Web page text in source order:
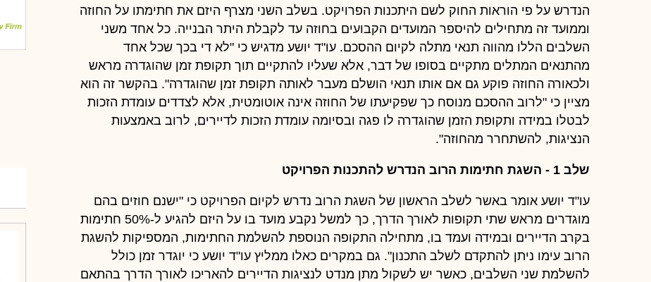
הנדרש על פי הוראות החוק לשם היתכנות הפרויקט. בשלב השני מצרף היזם את חתימתו על החוזה
וממועד זה מתחילים להיספר המועדים הקבועים בחוזה עד לקבלת היתר הבנייה. כל אחד משני
השלבים הללו מהווה תנאי מתלה לקיום ההסכם. עו"ד יושע מדגיש כי "לא די בכך שכל אחד
מהתנאים המתלים מתקיים בסופו של דבר, אלא שעליו להתקיים תוך תקופת זמן שהוגדרה מראש
ולכאורה החוזה פוקע גם אם אותו תנאי הושלם מעבר לאותה תקופת זמן שהוגדרה". בהקשר זה הוא
מציין כי "לרוב ההסכם מנוסח כך שפקיעתו של החוזה אינה אוטומטית, אלא לצדדים עומדת הזכות
לבטלו במידה ותקופת הזמן שהוגדרה לו פגה ובסיומה עומדת הזכות לדיירים, לרוב באמצעות
הנציגות, להשתחרר מהחוזה".
שלב 1 - השגת חתימות הרוב הנדרש להתכנות הפרויקט
עו"ד יושע אומר באשר לשלב הראשון של השגת הרוב נדרש לקיום הפרויקט כי "ישנם חוזים בהם
מוגדרים מראש שתי תקופות לאורך הדרך, כך למשל נקבע מועד בו על היזם להגיע ל-50% חתימות
בקרב הדיירים ובמידה ועמד בו, מתחילה התקופה הנוספת להשלמת החתימות, המספיקות להשגת
הרוב עימו ניתן להתקדם לשלב התכנון". גם במקרים כאלו ממליץ עו"ד יושע כי יוגדר זמן כולל
להשלמת שני השלבים, כאשר יש לשקול מתן מנדט לנציגות הדיירים להאריכו לאורך הדרך בהתאם